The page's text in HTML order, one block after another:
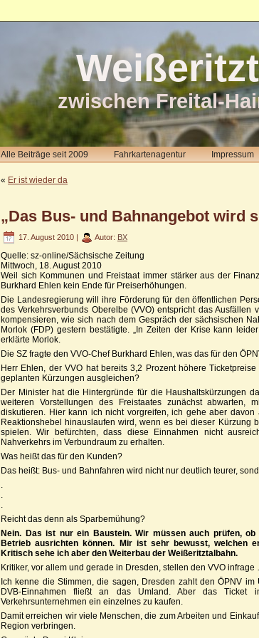
zwischen Freital-
Alle Beiträge seit 2009 Fahrkartenagentur Impressum
« Er ist wieder da
„Das Bus- und Bahnangebot wird
17. August 2010 | Autor: BX
Quelle: sz-online/Sächsische Zeitung
Mittwoch, 18. August 2010
Weil sich Kommunen und Freistaat immer stärker aus der
Burkhard Ehlen kein Ende für Preiserhöhungen.
Die Landesregierung will ihre Förderung für den öffentlichen
des Verkehrsverbunds Oberelbe (VVO) entspricht das
kompensieren, wie sich nach dem Gespräch der sächsischen
Morlok (FDP) gestern bestätigte. „In Zeiten der Krise kann
erklärte Morlok.
Die SZ fragte den VVO-Chef Burkhard Ehlen, was das für den
Herr Ehlen, der VVO hat bereits 3,2 Prozent höhere
geplanten Kürzungen ausgleichen?
Der Minister hat die Hintergründe für die Haushaltskürzungen
weiteren Vorstellungen des Freistaates zunächst abwarten,
diskutieren. Hier kann ich nicht vorgreifen, ich gehe aber
Reaktionshebel hinauslaufen wird, wenn es bei dieser Kürzung
spielen. Wir befürchten, dass diese Einnahmen nicht
Nahverkehrs im Verbundraum zu erhalten.
Was heißt das für den Kunden?
Das heißt: Bus- und Bahnfahren wird nicht nur deutlich teurer,
Reicht das denn als Sparbemühung?
Nein. Das ist nur ein Baustein. Wir müssen auch prüfen,
Betrieb ausrichten können. Mir ist sehr bewusst, welchen
Kritisch sehe ich aber den Weiterbau der Weißeritztalbahn.
Kritiker, vor allem und gerade in Dresden, stellen den VVO infrage
Ich kenne die Stimmen, die sagen, Dresden zahlt den ÖPNV
DVB-Einnahmen fließt an das Umland. Aber das
Verkehrsunternehmen ein einzelnes zu kaufen.
Damit erreichen wir viele Menschen, die zum Arbeiten und
Region verbringen.